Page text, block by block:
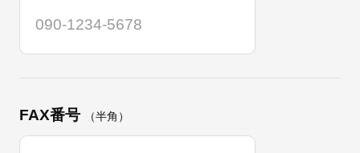
FAX番号 （半角）